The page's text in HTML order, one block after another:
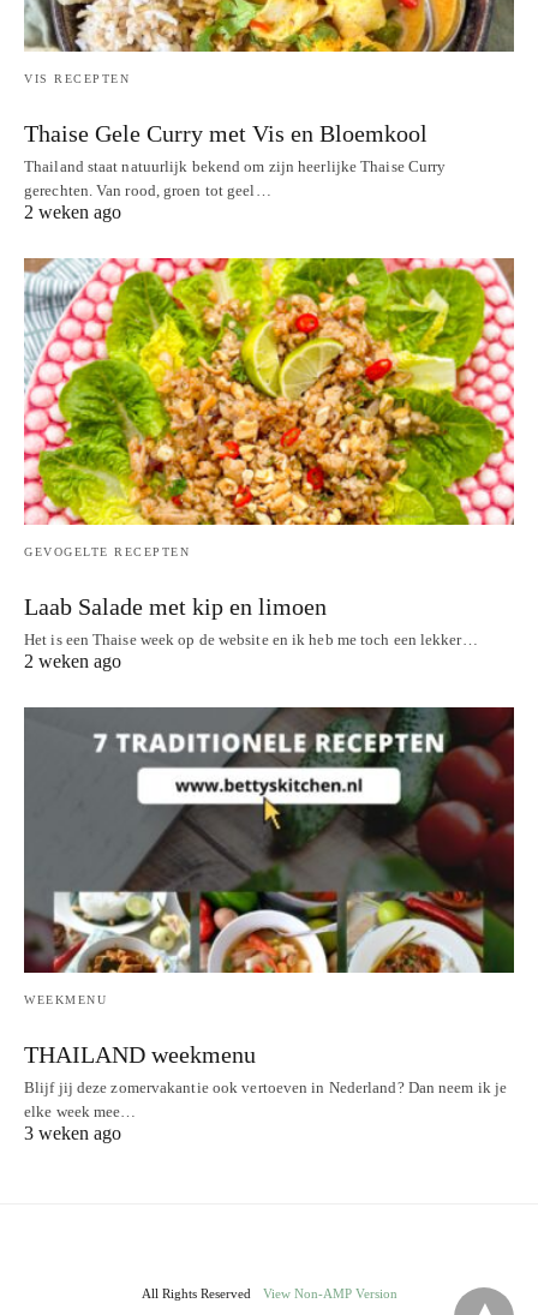
VIS RECEPTEN
Thaise Gele Curry met Vis en Bloemkool
Thailand staat natuurlijk bekend om zijn heerlijke Thaise Curry
gerechten. Van rood, groen tot geel…
2 weken ago
GEVOGELTE RECEPTEN
Laab Salade met kip en limoen
Het is een Thaise week op de website en ik heb me toch een lekker…
2 weken ago
WEEKMENU
THAILAND weekmenu
Blijf jij deze zomervakantie ook vertoeven in Nederland? Dan neem ik je
elke week mee…
3 weken ago
All Rights Reserved View Non-AMP Version